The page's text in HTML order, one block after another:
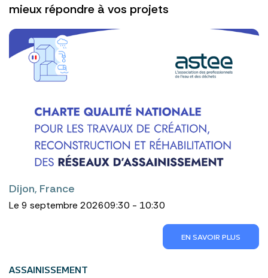
mieux répondre à vos projets
Dijon, France
Le 9 septembre 202609:30 - 10:30
EN SAVOIR PLUS
ASSAINISSEMENT